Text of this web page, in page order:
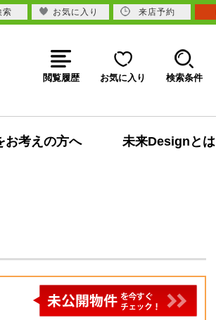
閲覧履歴 お気に入り 検索条件
お考えの方へ 未来Designとは
索 お気に入り 来店予約